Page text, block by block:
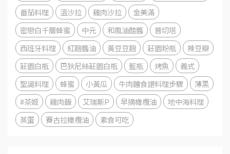
番茄料理
溫沙拉 雞肉沙拉
金美滿
密戀白千層蜂蜜
中元 和風油醋醬
普切塔
西班牙料理
紅麴醬油 黃豆豆麴 莊園粉瓶
辣豆瓣
莊園白瓶
巴狄尼絲莊園白瓶 藍瓶 烤魚
義式
聖誕料理
蜂蜜 小黃瓜 牛肉麵食譜料理步驟
薄黑
#茶姬
雞肉飯 艾瑞斯P 早摘橄欖油
地中海料理
蒸蛋
賽古拉橄欖油 素食可吃